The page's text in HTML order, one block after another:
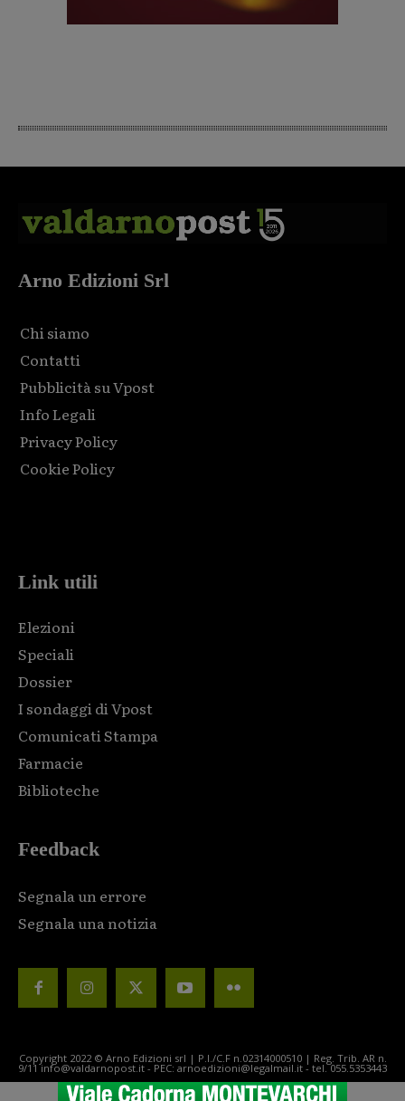
Arno Edizioni Srl
Chi siamo
Contatti
Pubblicità su Vpost
Info Legali
Privacy Policy
Cookie Policy
Link utili
Elezioni
Speciali
Dossier
I sondaggi di Vpost
Comunicati Stampa
Farmacie
Biblioteche
Feedback
Segnala un errore
Segnala una notizia
Copyright 2022 © Arno Edizioni srl | P.I./C.F n.02314000510 | Reg. Trib. AR n.
9/11 info@valdarnopost.it - PEC: arnoedizioni@legalmail.it - tel. 055.5353443